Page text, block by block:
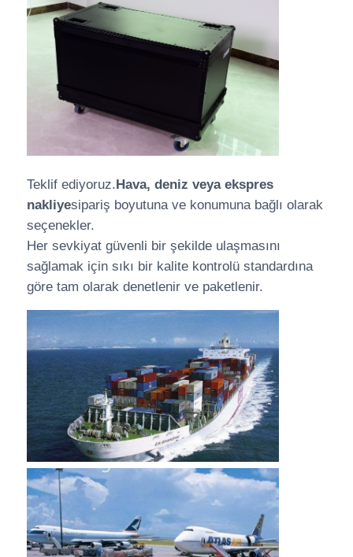
Teklif ediyoruz.Hava, deniz veya ekspres
nakliyesipariş boyutuna ve konumuna bağlı olarak
seçenekler.
Her sevkiyat güvenli bir şekilde ulaşmasını
sağlamak için sıkı bir kalite kontrolü standardına
göre tam olarak denetlenir ve paketlenir.